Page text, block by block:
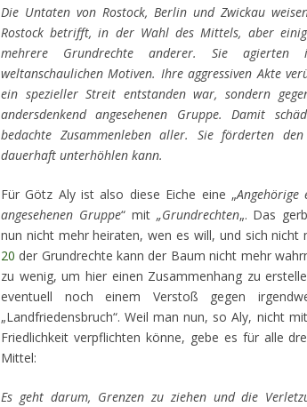
Die Untaten von Rostock, Berlin und Zwickau
Rostock betrifft, in der Wahl des Mittels, aber
mehrere Grundrechte anderer. Sie agierten
weltanschaulichen Motiven. Ihre aggressiven Akte
ein spezieller Streit entstanden war, sondern
andersdenkend angesehenen Gruppe. Damit
bedachte Zusammenleben aller. Sie förderten
dauerhaft unterhöhlen kann.
Für Götz Aly ist also diese Eiche eine „
angesehenen Gruppe“ mit „Grundrechten„. Das
nun nicht mehr heiraten, wen es will, und sich
20 der Grundrechte kann der Baum nicht mehr
zu wenig, um hier einen Zusammenhang zu
eventuell noch einem Verstoß gegen
„Landfriedensbruch“. Weil man nun, so Aly, nicht
Friedlichkeit verpflichten könne, gebe es für alle
Mittel:
Es geht darum, Grenzen zu ziehen und die